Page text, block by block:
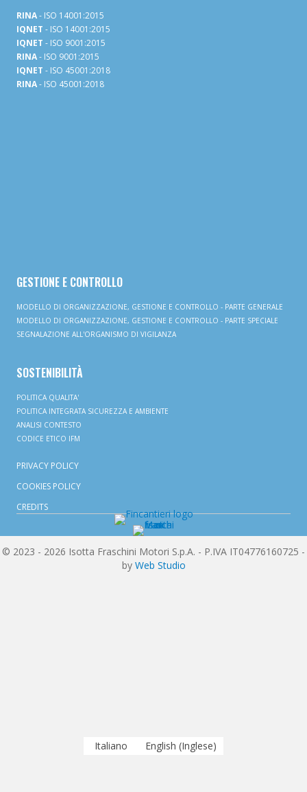
RINA- ISO 14001:2015
IQNET - ISO 14001:2015
IQNET - ISO 9001:2015
RINA- ISO 9001:2015
IQNET - ISO 45001:2018
RINA- ISO 45001:2018
GESTIONE E CONTROLLO
MODELLO DI ORGANIZZAZIONE, GESTIONE E CONTROLLO - PARTE GENERALE
MODELLO DI ORGANIZZAZIONE, GESTIONE E CONTROLLO - PARTE SPECIALE
SEGNALAZIONE ALL'ORGANISMO DI VIGILANZA
SOSTENIBILITÀ
POLITICA QUALITA'
POLITICA INTEGRATA SICUREZZA E AMBIENTE
ANALISI CONTESTO
CODICE ETICO IFM
PRIVACY POLICY
COOKIES POLICY
CREDITS
© 2023 - 2026 Isotta Fraschini Motori S.p.A. - P.IVA IT04776160725 -
by Web Studio
Italiano English (Inglese)